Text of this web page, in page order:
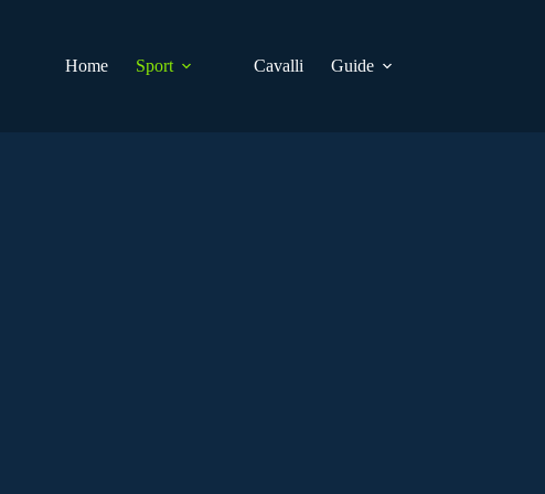
Home
Sport Cavalli Guide